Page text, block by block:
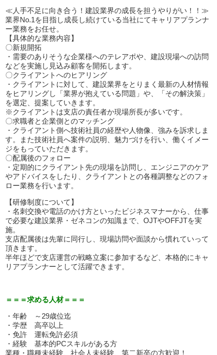
≪人手不足に向き合う！建設業界の成長を担うやりがい！！≫
業界No.1を目指し成長し続けている当社にてキャリアプランナ
ー業務をお任せ。
【具体的な業務内容】
〇新規開拓
・需要のありそうな企業様へのテレアポや、建設現場への訪問
などを実施し見込み顧客を開拓します。
〇クライアントへのヒアリング
・クライアントに対して、建設業界をとりまく最新の人材情報
をヒアリングし「業界が抱えている問題」や、「その解決策」
を選定、提案していきます。
※クライアントは支店の責任者か現場所長が多いです。
〇求職者と企業側とのマッチング
・クライアント側へ技術社員の経歴や人物像、強みを訴求しま
す。また技術社員へ案件の説明、魅力づけを行い、働くイメー
ジをもっていただきます。
〇配属後のフォロー
・定期的にクライアント先の現場を訪問し、エンジニアのケア
やアドバイスをしたり、クライアントとの各種調整などのフォ
ロー業務を行います。
【研修制度について】
・名刺交換や電話のかけ方といったビジネスマナーから、仕事
で必要な建設業界・ゼネコンの知識まで、OJTやOFFJTを実
施。
支店配属後は先輩に同行し、現場訪問や面談から慣れていって
頂きます。
半年ほどで支店運営の戦略立案に参加するなど、本格的にキャ
リアプランナーとして活躍できます。
＝＝＝求める人材＝＝＝
・年齢 ～29歳位迄
・学歴 高卒以上
・免許 運転免許必須
・経験 基本的PCスキルがある方
業種・職種未経験、社会人未経験、第二新卒の方歓迎！